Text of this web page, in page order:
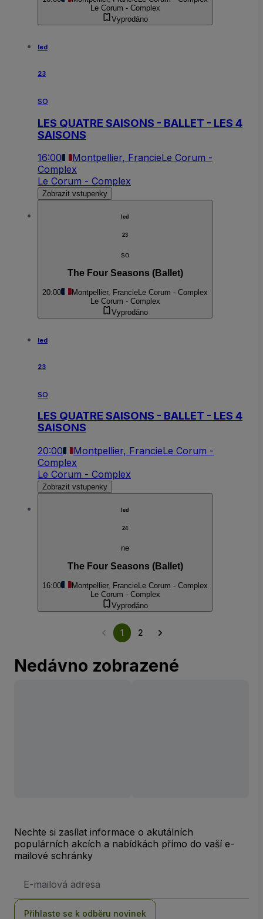
Le Corum - Complex
Vyprodáno
led
23
so
LES QUATRE SAISONS - BALLET - LES 4
SAISONS
16:00 Montpellier, FrancieLe Corum -
Complex
Le Corum - Complex
Zobrazit vstupenky
led
23
so
The Four Seasons (Ballet)
20:00 Montpellier, Francie Le Corum - Complex
Le Corum - Complex
Vyprodáno
led
23
so
LES QUATRE SAISONS - BALLET - LES 4
SAISONS
20:00 Montpellier, FrancieLe Corum -
Complex
Le Corum - Complex
Zobrazit vstupenky
led
24
ne
The Four Seasons (Ballet)
16:00 Montpellier, Francie Le Corum - Complex
Le Corum - Complex
Vyprodáno
1 2
Nedávno zobrazené
Nechte si zasílat informace o akutálních
populárních akcích a nabídkách přímo do vaší e-
mailové schránky
adresa
Přihlaste se k odběru novinek